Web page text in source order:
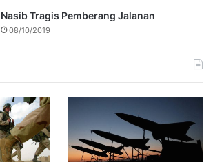
Nasib Tragis Pemberang Jalanan
08/10/2019